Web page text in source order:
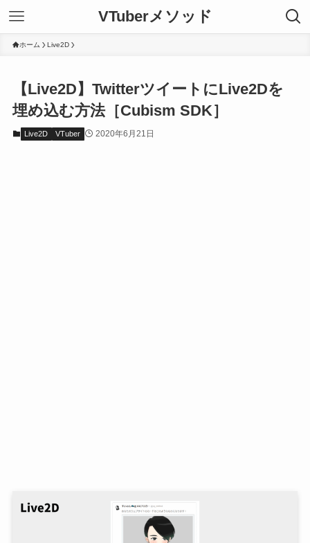
VTuberメソッド
ホーム Live2D
【Live2D】TwitterツイートにLive2Dを
埋め込む方法［Cubism SDK］
Live2D VTuber 2020年6月21日